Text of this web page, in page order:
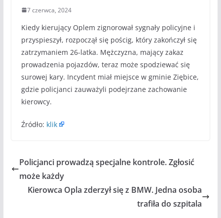
7 czerwca, 2024
Kiedy kierujący Oplem zignorował sygnały policyjne i
przyspieszył, rozpoczął się pościg, który zakończył się
zatrzymaniem 26-latka. Mężczyzna, mający zakaz
prowadzenia pojazdów, teraz może spodziewać się
surowej kary. Incydent miał miejsce w gminie Ziębice,
gdzie policjanci zauważyli podejrzane zachowanie
kierowcy.
Źródło: klik
Policjanci prowadzą specjalne kontrole. Zgłosić
może każdy
Kierowca Opla zderzył się z BMW. Jedna osoba
trafiła do szpitala